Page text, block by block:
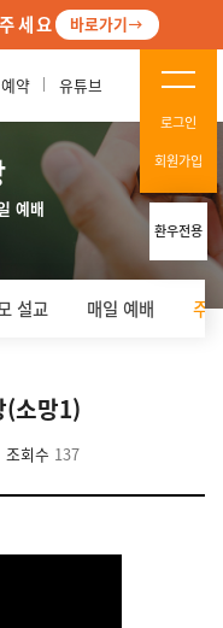
세요 바로가기
약 유튜브
로그인
회원가입
환우전용
예배
설교 매일 예배 주
(소망1)
조회수 137